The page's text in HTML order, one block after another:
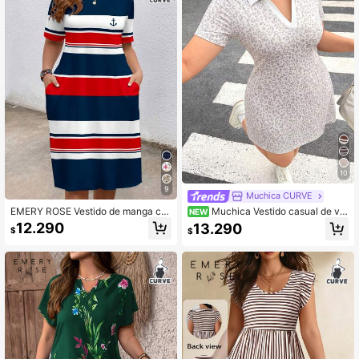
9
EMERY ROSE Vestido de manga cor
ta con cuello redondo, bloques de c
olor y rayas, talla grande
$12.290
10
Muchica CURVE
NEW Muchica Vestido casual de ver
ano con estampado de leopardo par
a tallas grandes
$13.290